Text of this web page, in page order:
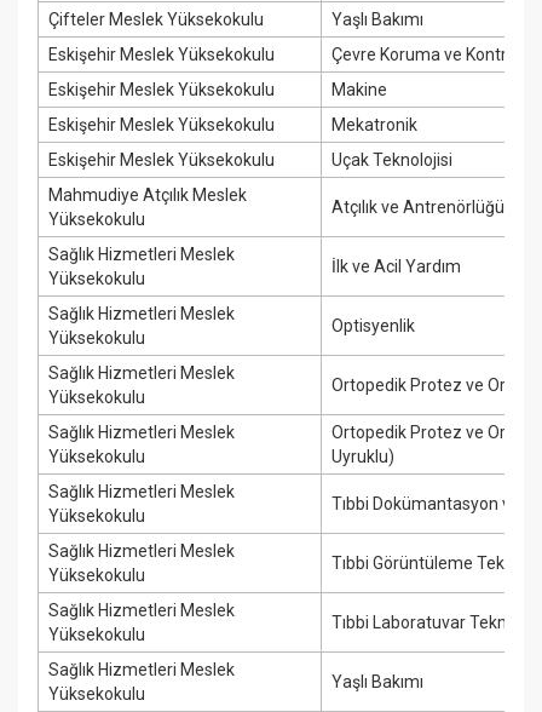
Çifteler Meslek Yüksekokulu
Yaşlı Bakımı
Eskişehir Meslek Yüksekokulu
Çevre Koruma ve Kontrol
Eskişehir Meslek Yüksekokulu
Makine
Eskişehir Meslek Yüksekokulu
Mekatronik
Eskişehir Meslek Yüksekokulu
Uçak Teknolojisi
Mahmudiye Atçılık Meslek
Yüksekokulu
Atçılık ve Antrenörlüğü
Sağlık Hizmetleri Meslek
Yüksekokulu
İlk ve Acil Yardım
Sağlık Hizmetleri Meslek
Yüksekokulu
Optisyenlik
Sağlık Hizmetleri Meslek
Yüksekokulu
Ortopedik Protez ve Ortez
Sağlık Hizmetleri Meslek
Yüksekokulu
Ortopedik Protez ve Ortez
Uyruklu)
Sağlık Hizmetleri Meslek
Yüksekokulu
Tıbbi Dokümantasyon ve
Sağlık Hizmetleri Meslek
Yüksekokulu
Tıbbi Görüntüleme
Sağlık Hizmetleri Meslek
Yüksekokulu
Tıbbi Laboratuvar Teknikleri
Sağlık Hizmetleri Meslek
Yüksekokulu
Yaşlı Bakımı